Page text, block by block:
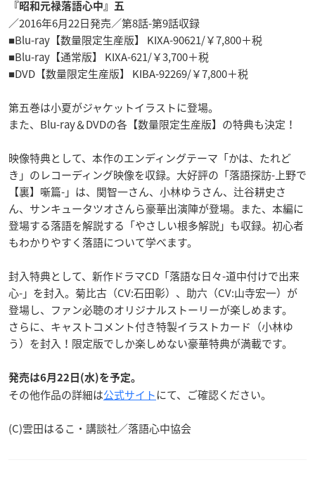
『昭和元禄落語心中』五
／2016年6月22日発売／第8話-第9話収録
■Blu-ray【数量限定生産版】 KIXA-90621/￥7,800＋税
■Blu-ray【通常版】 KIXA-621/￥3,700＋税
■DVD【数量限定生産版】 KIBA-92269/￥7,800＋税
第五巻は小夏がジャケットイラストに登場。
また、Blu-ray＆DVDの各【数量限定生産版】の特典も決定！
映像特典として、本作のエンディングテーマ「かは、たれど
き」のレコーディング映像を収録。大好評の「落語探訪-上野で
【裏】噺篇-」は、関智一さん、小林ゆうさん、辻谷耕史さ
ん、サンキュータツオさんら豪華出演陣が登場。また、本編に
登場する落語を解説する「やさしい根多解説」も収録。初心者
もわかりやすく落語について学べます。
封入特典として、新作ドラマCD「落語な日々-道中付けで出来
心-」を封入。菊比古（CV:石田彰）、助六（CV:山寺宏一）が
登場し、ファン必聴のオリジナルストーリーが楽しめます。
さらに、キャストコメント付き特製イラストカード（小林ゆ
う）を封入！限定版でしか楽しめない豪華特典が満載です。
発売は6月22日(水)を予定。
その他作品の詳細は公式サイトにて、ご確認ください。
(C)雲田はるこ・講談社／落語心中協会